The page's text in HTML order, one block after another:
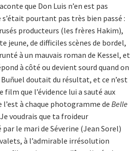
que Don Luis n’en est pas
s’était pourtant pas très bien passé :
producteurs (les frères Hakim),
jeune, de difficiles scènes de bordel,
à un mauvais roman de Kessel, et
à côté ou devient sourd quand on
doutait du résultat, et ce n’est
film que l’évidence lui a sauté aux
l’est à chaque photogramme de Belle
voudrais que ta froideur
le mari de Séverine (Jean Sorel)
à l’admirable irrésolution